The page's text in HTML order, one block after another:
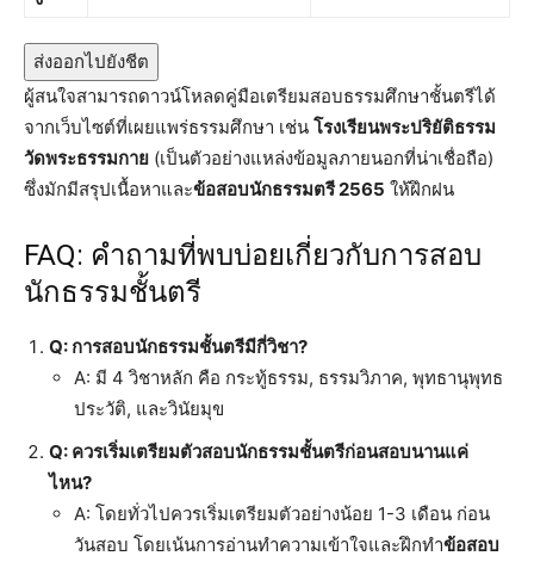
ส่งออกไปยังชีต
ผู้สนใจสามารถดาวน์โหลดคู่มือเตรียมสอบธรรมศึกษาชั้นตรีได้
จากเว็บไซต์ที่เผยแพร่ธรรมศึกษา เช่น โรงเรียนพระปริยัติธรรม
วัดพระธรรมกาย (เป็นตัวอย่างแหล่งข้อมูลภายนอกที่น่าเชื่อถือ)
ซึ่งมักมีสรุปเนื้อหาและข้อสอบนักธรรมตรี 2565 ให้ฝึกฝน
FAQ: คำถามที่พบบ่อยเกี่ยวกับการสอบ
นักธรรมชั้นตรี
Q: การสอบนักธรรมชั้นตรีมีกี่วิชา?
A: มี 4 วิชาหลัก คือ กระทู้ธรรม, ธรรมวิภาค, พุทธานุพุทธ
ประวัติ, และวินัยมุข
Q: ควรเริ่มเตรียมตัวสอบนักธรรมชั้นตรีก่อนสอบนานแค่
ไหน?
A: โดยทั่วไปควรเริ่มเตรียมตัวอย่างน้อย 1-3 เดือน ก่อน
วันสอบ โดยเน้นการอ่านทำความเข้าใจและฝึกทำข้อสอบ